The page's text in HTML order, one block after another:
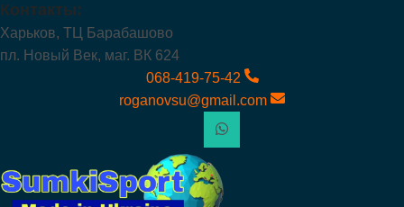
Контакты:
Харьков, ТЦ Барабашово
пл. Новый Век, маг. ВК 624
068-419-75-42
roganovsu@gmail.com